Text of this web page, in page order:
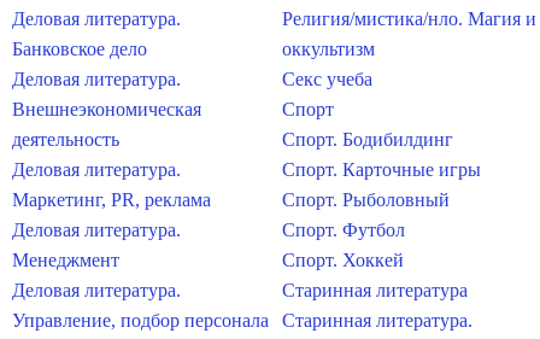
Деловая литература.
Банковское дело
Деловая литература.
Внешнеэкономическая
деятельность
Деловая литература.
Маркетинг, PR, реклама
Деловая литература.
Менеджмент
Деловая литература.
Управление, подбор персонала
Религия/мистика/нло. Магия и
оккультизм
Секс учеба
Спорт
Спорт. Бодибилдинг
Спорт. Карточные игры
Спорт. Рыболовный
Спорт. Футбол
Спорт. Хоккей
Старинная литература
Старинная литература.